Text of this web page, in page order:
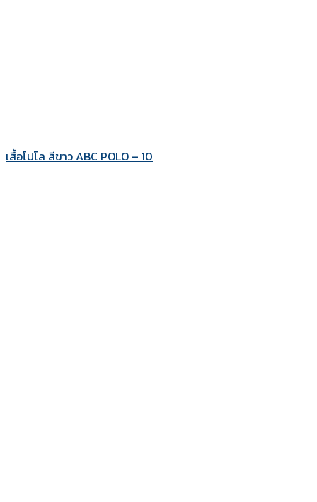
เสื้อโปโล สีขาว ABC POLO – 10